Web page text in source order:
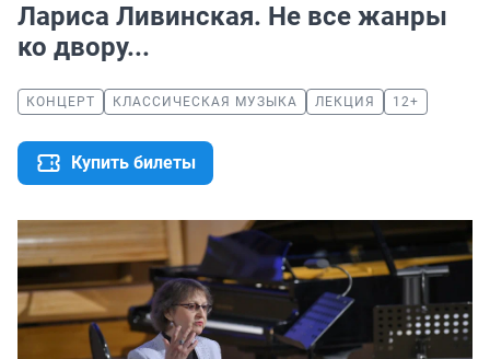
Лариса Ливинская. Не все жанры
ко двору...
КОНЦЕРТ КЛАССИЧЕСКАЯ МУЗЫКА ЛЕКЦИЯ 12+
Купить билеты